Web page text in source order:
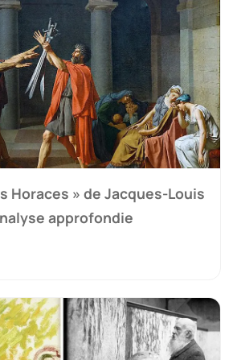
Horaces » de Jacques-Louis
approfondie